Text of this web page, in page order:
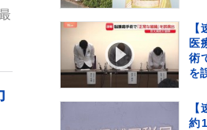
ら
を
な
医
術
を
き
約